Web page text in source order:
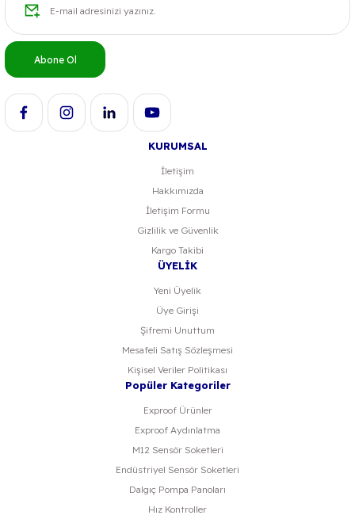
Bu ürüne benzer farklı alternatifler olmalı.
Abone Ol
KURUMSAL
İletişim
Hakkımızda
İletişim Formu
Gizlilik ve Güvenlik
Kargo Takibi
ÜYELİK
Yeni Üyelik
Üye Girişi
Şifremi Unuttum
Mesafeli Satış Sözleşmesi
Kişisel Veriler Politikası
Popüler Kategoriler
Exproof Ürünler
Exproof Aydınlatma
M12 Sensör Soketleri
Endüstriyel Sensör Soketleri
Dalgıç Pompa Panoları
Hız Kontroller